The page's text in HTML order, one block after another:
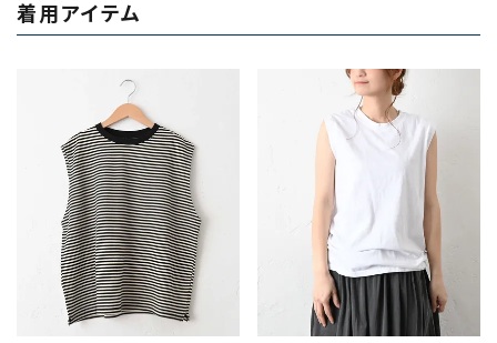
着用アイテム